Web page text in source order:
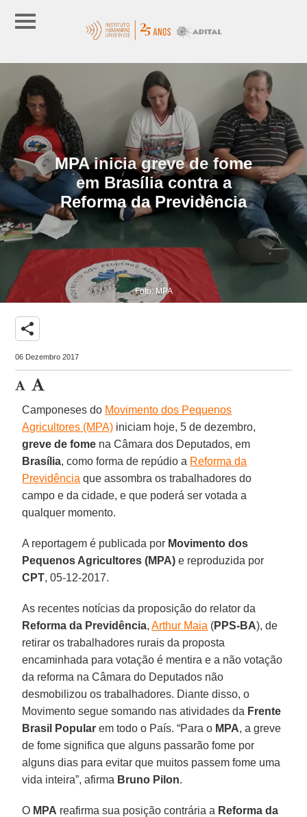
MPA inicia greve de fome
em Brasília contra a
Reforma da Previdência
Foto: MPA
share
06 Dezembro 2017
Camponeses do Movimento dos Pequenos
Agricultores (MPA) iniciam hoje, 5 de dezembro,
greve de fome na Câmara dos Deputados, em
Brasília, como forma de repúdio a Reforma da
Previdência que assombra os trabalhadores do
campo e da cidade, e que poderá ser votada a
qualquer momento.
A reportagem é publicada por Movimento dos
Pequenos Agricultores (MPA) e reproduzida por
CPT, 05-12-2017.
As recentes notícias da proposição do relator da
Reforma da Previdência,Arthur Maia (PPS-BA), de
retirar os trabalhadores rurais da proposta
encaminhada para votação é mentira e a não votação
da reforma na Câmara do Deputados não
desmobilizou os trabalhadores. Diante disso, o
Movimento segue somando nas atividades da Frente
Brasil Popular em todo o País. “Para o MPA, a greve
de fome significa que alguns passarão fome por
alguns dias para evitar que muitos passem fome uma
vida inteira”, afirma Bruno Pilon.
O MPA reafirma sua posição contrária a Reforma da